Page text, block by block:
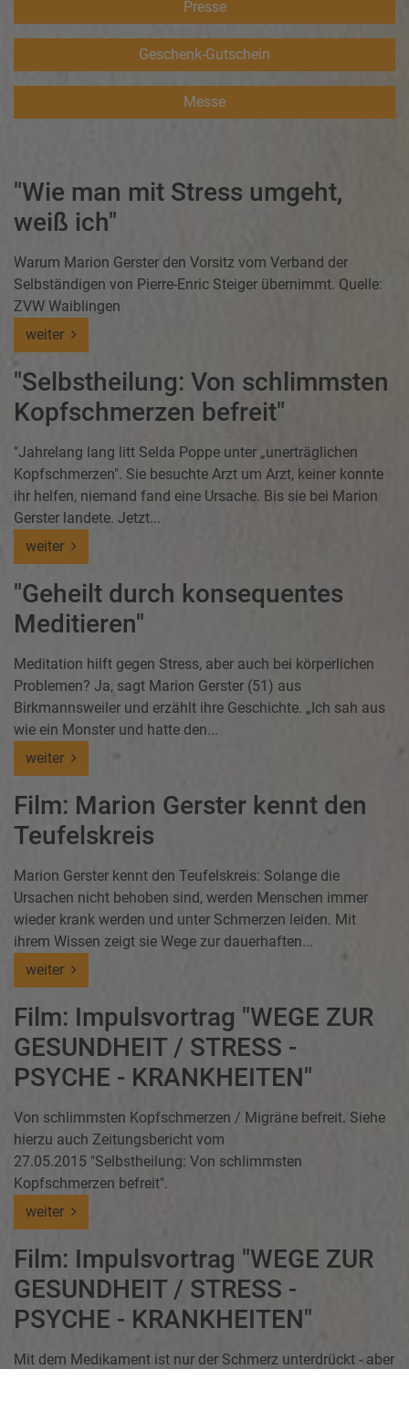
Presse
Geschenk-Gutschein
Messe
"Wie man mit Stress umgeht,
weiß ich"
Warum Marion Gerster den Vorsitz vom Verband der
Selbständigen von Pierre-Enric Steiger übernimmt. Quelle:
ZVW Waiblingen
weiter
"Selbstheilung: Von schlimmsten
Kopfschmerzen befreit"
"Jahrelang lang litt Selda Poppe unter „unerträglichen
Kopfschmerzen". Sie besuchte Arzt um Arzt, keiner konnte
ihr helfen, niemand fand eine Ursache. Bis sie bei Marion
Gerster landete. Jetzt...
weiter
"Geheilt durch konsequentes
Meditieren"
Meditation hilft gegen Stress, aber auch bei körperlichen
Problemen? Ja, sagt Marion Gerster (51) aus
Birkmannsweiler und erzählt ihre Geschichte. „Ich sah aus
wie ein Monster und hatte den...
weiter
Film: Marion Gerster kennt den
Teufelskreis
Marion Gerster kennt den Teufelskreis: Solange die
Ursachen nicht behoben sind, werden Menschen immer
wieder krank werden und unter Schmerzen leiden. Mit
ihrem Wissen zeigt sie Wege zur dauerhaften...
weiter
Film: Impulsvortrag "WEGE ZUR
GESUNDHEIT / STRESS -
PSYCHE - KRANKHEITEN"
Von schlimmsten Kopfschmerzen / Migräne befreit. Siehe
hierzu auch Zeitungsbericht vom
27.05.2015 "Selbstheilung: Von schlimmsten
Kopfschmerzen befreit".
weiter
Film: Impulsvortrag "WEGE ZUR
GESUNDHEIT / STRESS -
PSYCHE - KRANKHEITEN"
Mit dem Medikament ist nur der Schmerz unterdrückt - aber